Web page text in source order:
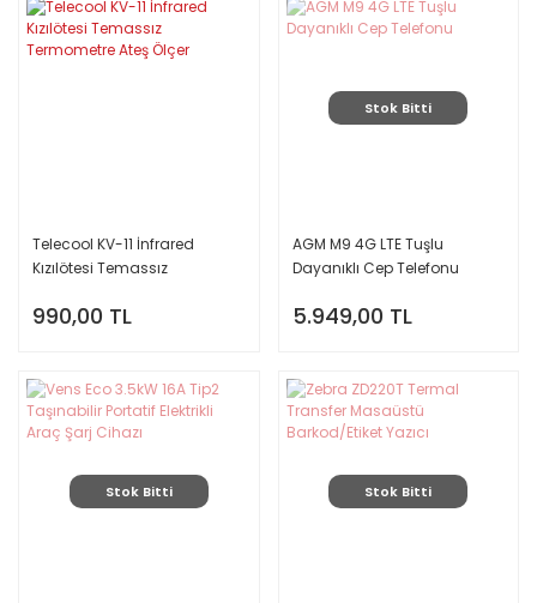
Telecool KV-11 İnfrared
Kızılötesi Temassız
990,00 TL
Stok Bitti
AGM M9 4G LTE Tuşlu
Dayanıklı Cep Telefonu
5.949,00 TL
Stok Bitti Stok Bitti